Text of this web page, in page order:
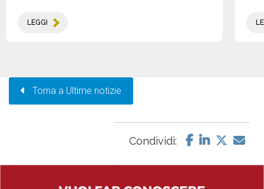
LEGGI
Torna a Ultime notizie
Condividi: